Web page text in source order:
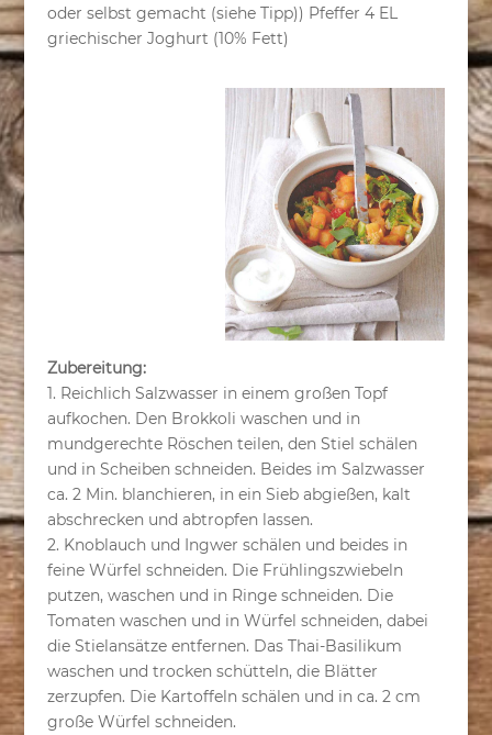
oder selbst gemacht (siehe Tipp)) Pfeffer 4 EL
griechischer Joghurt (10% Fett)
Zubereitung:
1. Reichlich Salzwasser in einem großen Topf
aufkochen. Den Brokkoli waschen und in
mundgerechte Röschen teilen, den Stiel schälen
und in Scheiben schneiden. Beides im Salzwasser
ca. 2 Min. blanchieren, in ein Sieb abgießen, kalt
abschrecken und abtropfen lassen.
2. Knoblauch und Ingwer schälen und beides in
feine Würfel schneiden. Die Frühlingszwiebeln
putzen, waschen und in Ringe schneiden. Die
Tomaten waschen und in Würfel schneiden, dabei
die Stielansätze entfernen. Das Thai-Basilikum
waschen und trocken schütteln, die Blätter
zerzupfen. Die Kartoffeln schälen und in ca. 2 cm
große Würfel schneiden.